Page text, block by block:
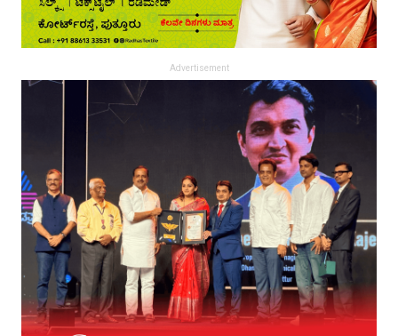
Advertisement